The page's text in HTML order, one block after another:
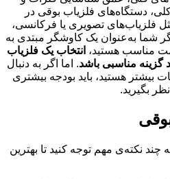
دستگاه‌های فلزیاب بوقی در
فلزیاب‌های تصویری یا فرکانسی،
شما به‌عنوان یک کاوشگر مبتدی به
مناسب هستید، انتخاب یک فلزیاب
گزینه مناسبی باشد. اما اگر به دنبال
بیشتر هستید، باید بودجه بیشتری
بگیرید.
چند نکته‌ی مهم توجه کنید تا بهترین